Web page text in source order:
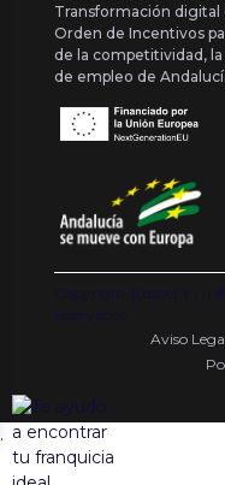
Transformación digital
Orden de Incentivos
de la competitividad,
de empleo de
Copyright {{ date('Y') }}
reservados
Aviso
.